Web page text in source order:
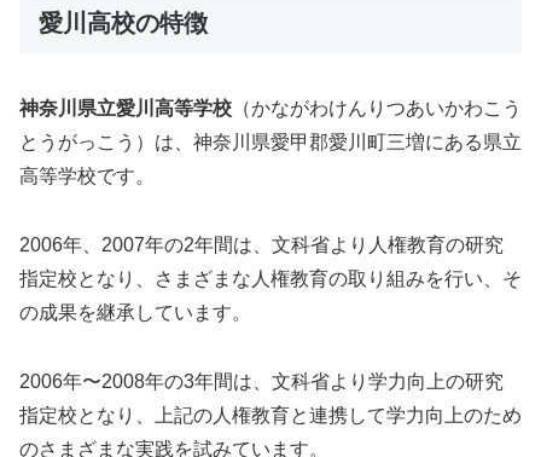
愛川高校の特徴
神奈川県立愛川高等学校 （かながわけんりつあいかわこう
とうがっこう）は、神奈川県愛甲郡愛川町三増にある県立
高等学校です。
2006年、2007年の2年間は、文科省より人権教育の研究
指定校となり、さまざまな人権教育の取り組みを行い、そ
の成果を継承しています。
2006年〜2008年の3年間は、文科省より学力向上の研究
指定校となり、上記の人権教育と連携して学力向上のため
のさまざまな実践を試みています。